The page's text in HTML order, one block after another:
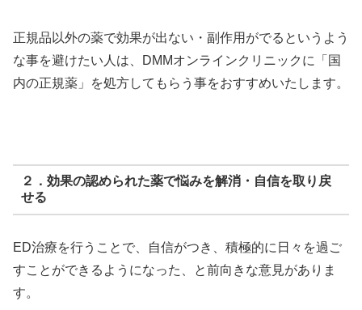
正規品以外の薬で効果が出ない・副作用がでるというよう
な事を避けたい人は、DMMオンラインクリニックに「国
内の正規薬」を処方してもらう事をおすすめいたします。
２．効果の認められた薬で悩みを解消・自信を取り戻
せる
ED治療を行うことで、
自信がつき、積極的に日々を過ご
すことができるようになった、と前向きな意見がありま
す。